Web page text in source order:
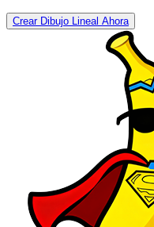
Crear Dibujo Lineal Ahora